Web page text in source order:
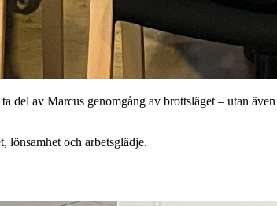
del av Marcus genomgång av brottsläget – utan
lönsamhet och arbetsglädje.